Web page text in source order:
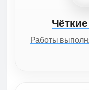
Работы